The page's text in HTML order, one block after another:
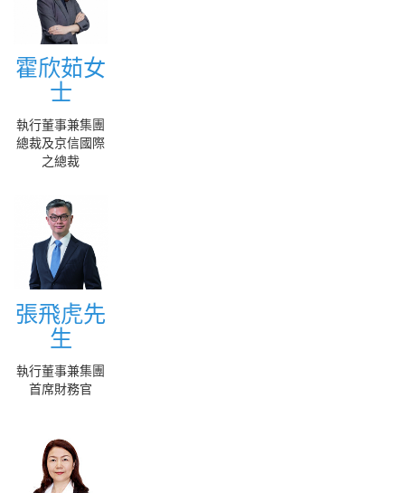
霍欣茹女
士
More
霍欣茹女
士
執行董事兼集團
總裁及京信國際
之總裁
張飛虎先
生
More
張飛虎先
生
執行董事兼集團
首席財務官